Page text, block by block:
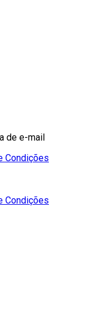
de e-mail
Condições
Condições